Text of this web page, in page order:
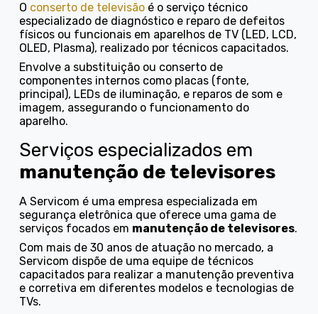
O conserto de televisão é o serviço técnico
especializado de diagnóstico e reparo de defeitos
físicos ou funcionais em aparelhos de TV (LED, LCD,
OLED, Plasma), realizado por técnicos capacitados.
Envolve a substituição ou conserto de
componentes internos como placas (fonte,
principal), LEDs de iluminação, e reparos de som e
imagem, assegurando o funcionamento do
aparelho.
Serviços especializados em
manutenção de televisores
A Servicom é uma empresa especializada em
segurança eletrônica que oferece uma gama de
serviços focados em manutenção de televisores.
Com mais de 30 anos de atuação no mercado, a
Servicom dispõe de uma equipe de técnicos
capacitados para realizar a manutenção preventiva
e corretiva em diferentes modelos e tecnologias de
TVs.